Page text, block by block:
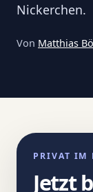
Nickerchen.
Von Matthias
PRIVAT IM
Jetzt